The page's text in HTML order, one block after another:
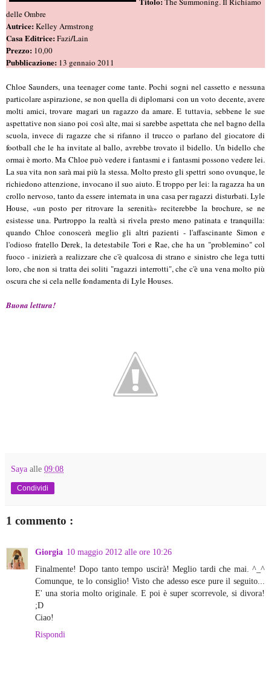
delle Ombre
Autrice:Kelley Armstrong
Casa Editrice:Fazi/Lain
Prezzo: 10,00
Pubblicazione: 13 gennaio 2011
Chloe Saunders, una teenager come tante. Pochi sogni nel cassetto e nessuna
particolare aspirazione, se non quella di diplomarsi con un voto decente, avere
molti amici, trovare magari un ragazzo da amare. E tuttavia, sebbene le sue
aspettative non siano poi così alte, mai si sarebbe aspettata che nel bagno della
scuola, invece di ragazze che si rifanno il trucco o parlano del giocatore di
football che le ha invitate al ballo, avrebbe trovato il bidello. Un bidello che
ormai è morto. Ma Chloe può vedere i fantasmi e i fantasmi possono vedere lei.
La sua vita non sarà mai più la stessa. Molto presto gli spettri sono ovunque, le
richiedono attenzione, invocano il suo aiuto. È troppo per lei: la ragazza ha un
crollo nervoso, tanto da essere internata in una casa per ragazzi disturbati. Lyle
House, «un posto per ritrovare la serenità» reciterebbe la brochure, se ne
esistesse una. Purtroppo la realtà si rivela presto meno patinata e tranquilla:
quando Chloe conoscerà meglio gli altri pazienti - l'affascinante Simon e
l'odioso fratello Derek, la detestabile Tori e Rae, che ha un "problemino" col
fuoco - inizierà a realizzare che c'è qualcosa di strano e sinistro che lega tutti
loro, che non si tratta dei soliti "ragazzi interrotti", che c'è una vena molto più
oscura che si cela nelle fondamenta di Lyle Houses.
Buona lettura!
Saya alle 09:08
Condividi
1 commento :
Giorgia 10 maggio 2012 alle ore 10:26
Finalmente! Dopo tanto tempo uscirà! Meglio tardi che mai. ^_^
Comunque, te lo consiglio! Visto che adesso esce pure il seguito...
E' una storia molto originale. E poi è super scorrevole, si divora!
;D
Ciao!
Rispondi